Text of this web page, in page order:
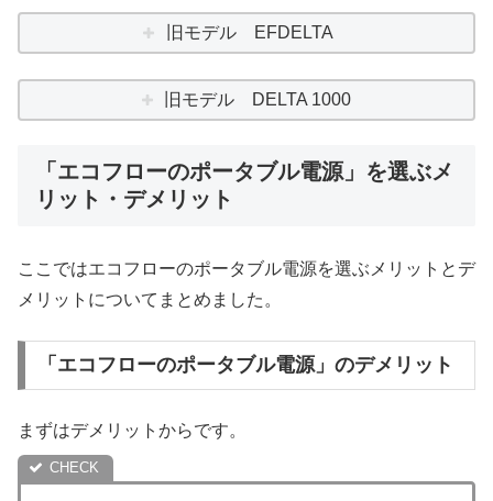
旧モデル EFDELTA
旧モデル DELTA 1000
「エコフローのポータブル電源」を選ぶメ
リット・デメリット
ここではエコフローのポータブル電源を選ぶメリットとデ
メリットについてまとめました。
「エコフローのポータブル電源」のデメリット
まずはデメリットからです。